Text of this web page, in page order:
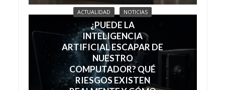
ACTUALIDAD NOTICIAS
¿PUEDE LA
INTELIGENCIA
ARTIFICIAL ESCAPAR DE
NUESTRO
COMPUTADOR? QUÉ
RIESGOS EXISTEN